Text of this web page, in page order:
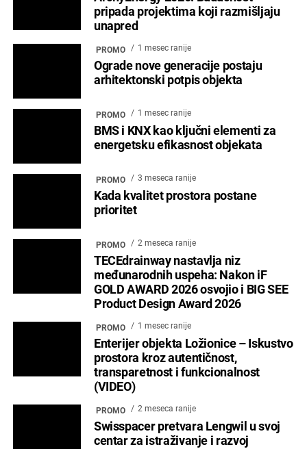
pripada projektima koji razmišljaju
unapred
PROMO 1 mesec ranije
Ograde nove generacije postaju
arhitektonski potpis objekta
PROMO 1 mesec ranije
BMS i KNX kao ključni elementi za
energetsku efikasnost objekata
PROMO 3 meseca ranije
Kada kvalitet prostora postane
prioritet
PROMO 2 meseca ranije
TECEdrainway nastavlja niz
međunarodnih uspeha: Nakon iF
GOLD AWARD 2026 osvojio i BIG SEE
Product Design Award 2026
PROMO 1 mesec ranije
Enterijer objekta Ložionice – Iskustvo
prostora kroz autentičnost,
transparetnost i funkcionalnost
(VIDEO)
PROMO 2 meseca ranije
Swisspacer pretvara Lengwil u svoj
centar za istraživanje i razvoj